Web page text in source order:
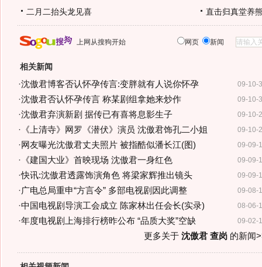
二月二抬头龙见喜 直击归真堂养
上网从搜狗开始 网页 新闻
相关新闻
09-10-
·沈傲君博客否认怀孕传言:变胖就有人说你怀孕
09-10-
·沈傲君否认怀孕传言 称某剧组拿她来炒作
09-10-
·沈傲君弃演新剧 据传已有喜将息影生子
09-10-
· 《上清寺》网罗《潜伏》演员 沈傲君饰孔二小姐
09-09-
·网友曝光沈傲君丈夫照片 被指酷似潘长江(图)
09-09-
· 《建国大业》首映现场 沈傲君一身红色
09-09-
·快讯:沈傲君透露饰演角色 将梁家辉推出镜头
09-08-
·广电总局重申“方言令” 多部电视剧因此调整
08-06-
·中国电视剧导演工会成立 陈家林出任会长(实录)
09-02-
·年度电视剧上海排行榜昨公布 “品质大奖”空缺
更多关于 沈傲君 查岗的新闻